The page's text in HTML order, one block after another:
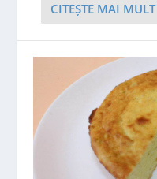
CITEŞTE MAI MULT